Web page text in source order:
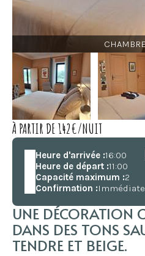
À PARTIR DE 142€/NUIT
Heure d'arrivée :16:00
Heure de départ :11:00
Capacité maximum :2
Confirmation :Immédiate
UNE DÉCORATION
DANS DES TONS
TENDRE ET BEIGE.